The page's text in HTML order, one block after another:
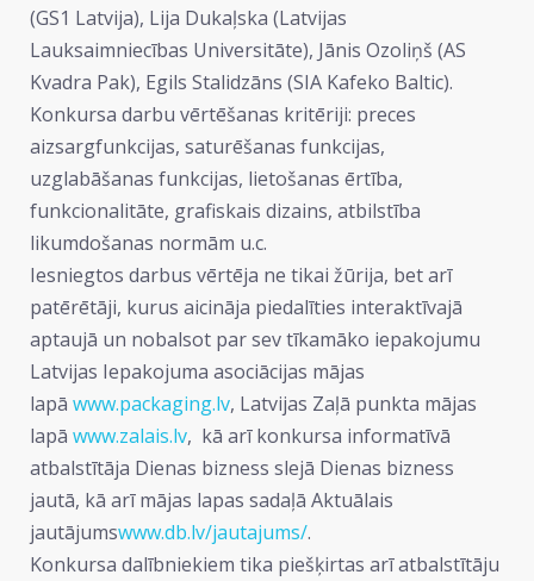
(GS1 Latvija), Lija Dukaļska (Latvijas
Lauksaimniecības Universitāte), Jānis Ozoliņš (AS
Kvadra Pak), Egils Stalidzāns (SIA Kafeko Baltic).
Konkursa darbu vērtēšanas kritēriji: preces
aizsargfunkcijas, saturēšanas funkcijas,
uzglabāšanas funkcijas, lietošanas ērtība,
funkcionalitāte, grafiskais dizains, atbilstība
likumdošanas normām u.c.
Iesniegtos darbus vērtēja ne tikai žūrija, bet arī
patērētāji, kurus aicināja piedalīties interaktīvajā
aptaujā un nobalsot par sev tīkamāko iepakojumu
Latvijas Iepakojuma asociācijas mājas
lapā www.packaging.lv, Latvijas Zaļā punkta mājas
lapā www.zalais.lv, kā arī konkursa informatīvā
atbalstītāja Dienas bizness slejā Dienas bizness
jautā, kā arī mājas lapas sadaļā Aktuālais
jautājumswww.db.lv/jautajums/.
Konkursa dalībniekiem tika piešķirtas arī atbalstītāju